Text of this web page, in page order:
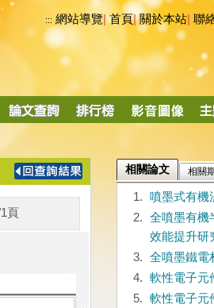
::: 網站導覽|首頁|關於本站 聯
頁
相關論文 相關
1.
噴墨式有機
2.
全噴墨有機
效能提升研
3.
全噴墨鐵電
4.
軟性電子元
5.
軟性電子元